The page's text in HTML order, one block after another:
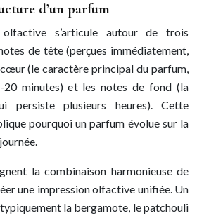
d’un parfum
olfactive s’articule autour de trois
de tête (perçues immédiatement,
(le caractère principal du parfum,
minutes) et les notes de fond (la
persiste plusieurs heures). Cette
pourquoi un parfum évolue sur la
la combinaison harmonieuse de
une impression olfactive unifiée. Un
la bergamote, le patchouli